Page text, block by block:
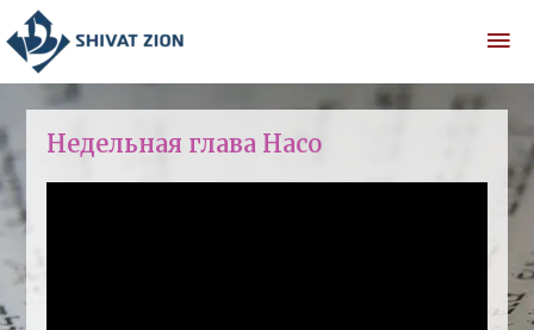
Недельная глава Насо